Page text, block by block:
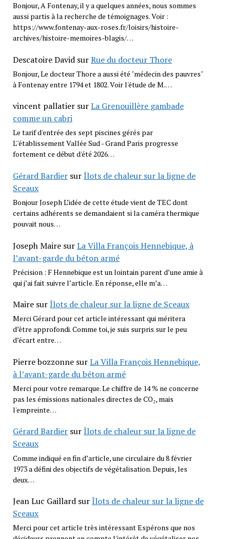
Bonjour, A Fontenay, il y a quelques années, nous sommes
aussi partis à la recherche de témoignages. Voir :
https://www.fontenay-aux-roses.fr/loisirs/histoire-
archives/histoire-memoires-blagis/…
Descatoire DavidsurRue du docteur Thore
Bonjour, Le docteur Thore a aussi été "médecin des pauvres"
à Fontenay entre 1794 et 1802. Voir l'étude de M.…
vincent pallatiersurLa Grenouillère gambade
comme un cabri
Le tarif d'entrée des sept piscines gérés par
L''établissement Vallée Sud - Grand Paris progresse
fortement ce début d'été 2026…
Gérard BardiersurÎlots de chaleur sur la ligne de
Sceaux
Bonjour Joseph L’idée de cette étude vient de TEC dont
certains adhérents se demandaient si la caméra thermique
pouvait nous…
Joseph MairesurLa Villa François Hennebique, à
l’avant-garde du béton armé
Précision : F Hennebique est un lointain parent d’une amie à
qui j’ai fait suivre l’article. En réponse, elle m’a…
MairesurÎlots de chaleur sur la ligne de Sceaux
Merci Gérard pour cet article intéressant qui méritera
d’être approfondi. Comme toi, je suis surpris sur le peu
d’écart entre…
Pierre bozzonnesurLa Villa François Hennebique,
à l’avant-garde du béton armé
Merci pour votre remarque. Le chiffre de 14 % ne concerne
pas les émissions nationales directes de CO₂, mais
l'empreinte…
Gérard BardiersurÎlots de chaleur sur la ligne de
Sceaux
Comme indiqué en fin d’article, une circulaire du 8 février
1973 a défini des objectifs de végétalisation. Depuis, les
deux…
Jean Luc GaillardsurÎlots de chaleur sur la ligne de
Sceaux
Merci pour cet article très intéressant Espérons que nos